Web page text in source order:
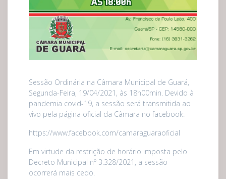
Sessão Ordinária na Câmara Municipal de Guará,
Segunda-Feira, 19/04/2021, às 18h00min. Devido à
pandemia covid-19, a sessão será transmitida ao
vivo pela página oficial da Câmara no facebook:
https://www.facebook.com/camaraguaraoficial
Em virtude da restrição de horário imposta pelo
Decreto Municipal nº 3.328/2021, a sessão
ocorrerá mais cedo.